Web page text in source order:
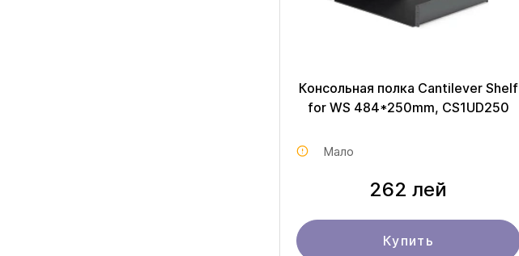
Консольная полка Cantilever Shelf
for WS 484*250mm, CS1UD250
Мало
262 лей
Купить